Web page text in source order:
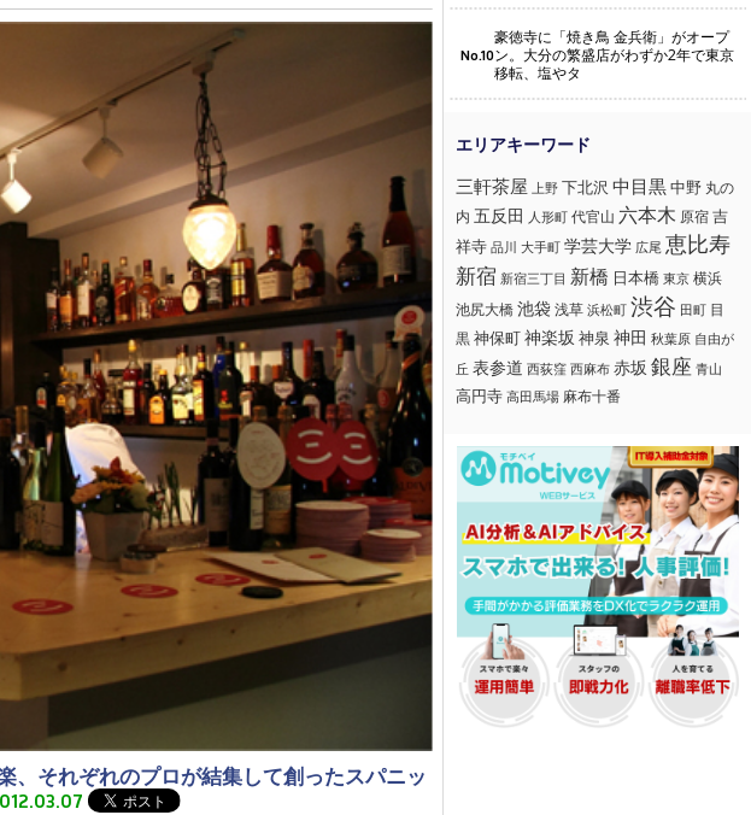
、それぞれのプロが結集して創ったスパニッ
No.10
豪徳寺に「焼き鳥 金兵衛」がオープ
ン。大分の繁盛店がわずか2年で東京
移転、塩やタ
三軒茶屋 上野 下北沢 中目黒中野 丸の
内 五反田 人形町 代官山 六本木 原宿 吉
祥寺 品川 大手町 学芸大学 広尾 恵比寿
新宿 新宿三丁目 新橋 日本橋 東京 横浜
池尻大橋 池袋浅草 浜松町 渋谷 田町 目
黒神保町神楽坂 神泉 神田 秋葉原 自由が
丘 表参道 西荻窪 西麻布 赤坂 銀座 青山
高円寺 高田馬場 麻布十番